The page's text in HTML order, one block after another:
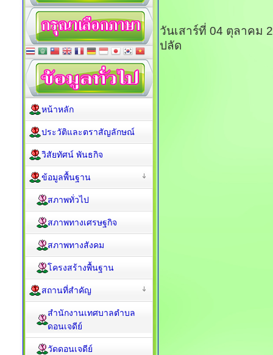
วันเสาร์ที่ 04 ตุลาคม
ปลัด
หน้าหลัก
ประวัติและตราสัญลักษณ์
วิสัยทัศน์ พันธกิจ
ข้อมูลพื้นฐาน
สภาพทั่วไป
สภาพทางเศรษฐกิจ
สภาพทางสังคม
โครงสร้างพื้นฐาน
สถานที่สำคัญ
สำนักงานเทศบาลตำบล
ดอนเจดีย์
วัดดอนเจดีย์